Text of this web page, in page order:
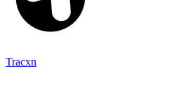
Tracxn